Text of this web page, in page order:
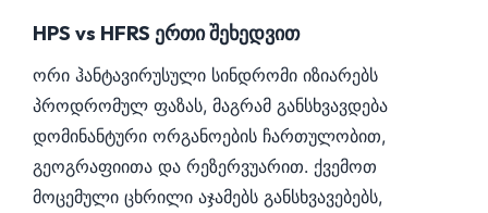
HPS vs HFRS ერთი შეხედვით
ორი ჰანტავირუსული სინდრომი იზიარებს
პროდრომულ ფაზას, მაგრამ განსხვავდება
დომინანტური ორგანოების ჩართულობით,
გეოგრაფიითა და რეზერვუარით. ქვემოთ
მოცემული ცხრილი აჯამებს განსხვავებებს,